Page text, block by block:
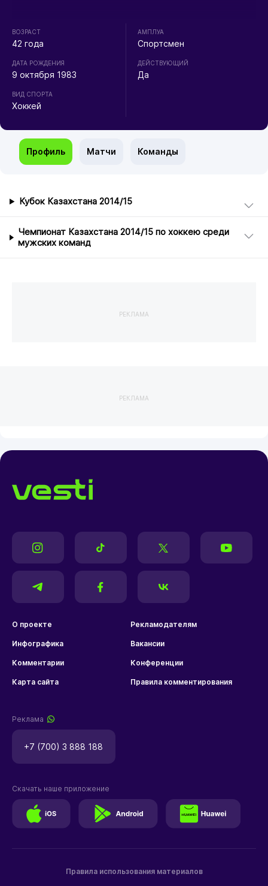
ВОЗРАСТ
42 года
ДАТА РОЖДЕНИЯ
9 октября 1983
ВИД СПОРТА
Хоккей
АМПЛУА
Спортсмен
ДЕЙСТВУЮЩИЙ
Да
Профиль Матчи Команды
Кубок Казахстана 2014/15
Чемпионат Казахстана 2014/15 по хоккею среди
мужских команд
РЕКЛАМА
РЕКЛАМА
О проекте Рекламодателям
Инфографика Вакансии
Комментарии Конференции
Карта сайта Правила комментирования
Реклама
+7 (700) 3 888 188
Правила использования материалов
Скачать наше приложение